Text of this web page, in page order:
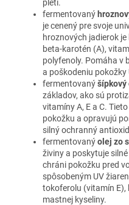
pleti.
fermentovaný
je cenený pre svoje
hroznových jadierok
beta-karotén (A),
polyfenoly. Pomáha v
a poškodeniu pokožky
fermentovanýšípkový
základov, ako sú
vitamíny A, E a C.
pokožku a opravujú
silný ochranný
fermentovanýolej zo
živiny a poskytuje
chráni pokožku pred
spôsobeným UV
tokoferolu (vitamín E),
mastnej kyseliny.